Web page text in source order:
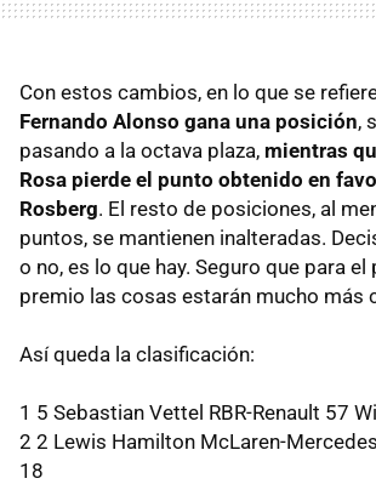
Con estos cambios, en lo que se
Fernando Alonso gana una posición,
pasando a la octava plaza, mientras
Rosa pierde el punto obtenido en
Rosberg. El resto de posiciones, al
puntos, se mantienen inalteradas.
o no, es lo que hay. Seguro que para
premio las cosas estarán mucho más
Así queda la clasificación:
1 5 Sebastian Vettel RBR-Renault 57
2 2 Lewis Hamilton McLaren-
18